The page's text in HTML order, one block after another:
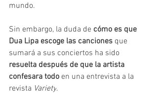
mundo.
Sin embargo, la duda de cómo es que
Dua Lipa escoge las canciones que
sumará a sus conciertos ha sido
resuelta después de que la artista
confesara todo en una entrevista a la
revista Variety.